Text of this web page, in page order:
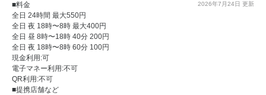
2026年7月24日 更新
■料金
全日 24時間 最大550円
全日 夜 18時〜8時 最大400円
全日 昼 8時〜18時 40分 200円
全日 夜 18時〜8時 60分 100円
現金利用:可
電子マネー利用:不可
QR利用:不可
■提携店舗など